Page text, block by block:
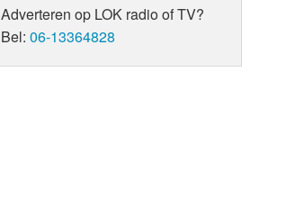
Adverteren op LOK radio of TV?
Bel:06-13364828